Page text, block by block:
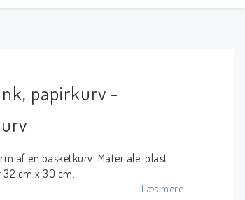
papirkurv -
af en basketkurv. Materiale: plast.
32 cm x 30 cm.
Læs mere.